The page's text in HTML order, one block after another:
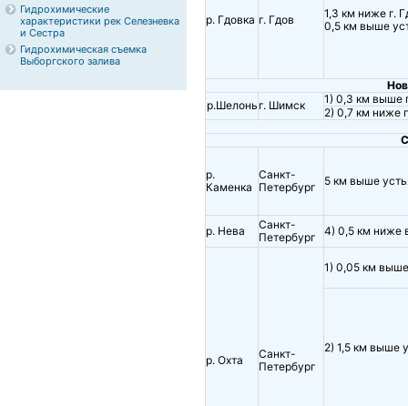
Гидрохимические
характеристики рек Селезневка
и Сестра
Гидрохимическая съемка
Выборгского залива
р. Гдовка г. Гдов
1,3 км ниже г.
0,5 км выше
р.Шелонь г. Шимск
1) 0,3 км выше
2) 0,7 км ниже
р.
Каменка
Санкт-
Петербург
5 км выше
р. Нева
Санкт-
Петербург
4) 0,5 км ниже
р. Охта
Санкт-
Петербург
1) 0,05 км
2) 1,5 км выше